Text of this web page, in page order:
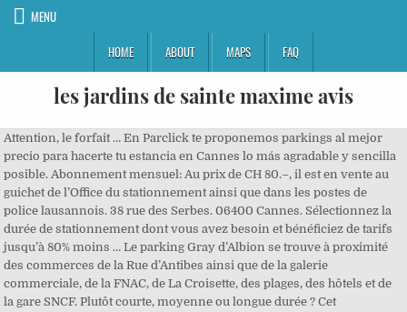
MENU
HOME
ABOUT MAPS FAQ
les jardins de sainte maxime avis
Attention, le forfait … En Parclick te proponemos parkings al mejor
precio para hacerte tu estancia en Cannes lo más agradable y sencilla
posible. Abonnement mensuel: Au prix de CH 80.–, il est en vente au
guichet de l’Office du stationnement ainsi que dans les postes de
police lausannois. 38 rue des Serbes. 06400 Cannes. Sélectionnez la
durée de stationnement dont vous avez besoin et bénéficiez de tarifs
jusqu’à 80% moins … Le parking Gray d’Albion se trouve à proximité
des commerces de la Rue d’Antibes ainsi que de la galerie
commerciale, de la FNAC, de La Croisette, des plages, des hôtels et de
la gare SNCF. Plutôt courte, moyenne ou longue durée ? Cet